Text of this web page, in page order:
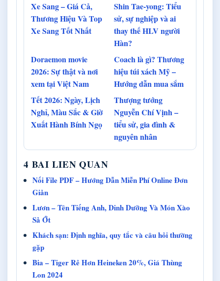
Xe Sang – Giá Cả,
Thương Hiệu Và Top
Xe Sang Tốt Nhất
Shin Tae-yong: Tiểu
sử, sự nghiệp và ai
thay thế HLV người
Hàn?
Doraemon movie
2026: Sự thật và nơi
xem tại Việt Nam
Coach là gì? Thương
hiệu túi xách Mỹ –
Hướng dẫn mua sắm
Tết 2026: Ngày, Lịch
Nghỉ, Màu Sắc & Giờ
Xuất Hành Bính Ngọ
Thượng tướng
Nguyễn Chí Vịnh –
tiểu sử, gia đình &
nguyên nhân
4 BAI LIEN QUAN
Nối File PDF – Hướng Dẫn Miễn Phí Online Đơn
Giản
Lươn – Tên Tiếng Anh, Dinh Dưỡng Và Món Xào
Sả Ớt
Khách sạn: Định nghĩa, quy tắc và câu hỏi thường
gặp
Bia – Tiger Rẻ Hơn Heineken 20%, Giá Thùng
Lon 2024